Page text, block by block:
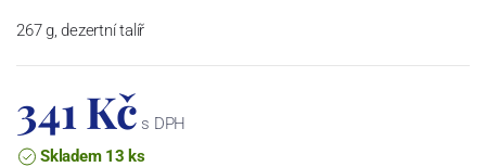
267 g, dezertní talíř
341 Kč s DPH
Skladem 13 ks